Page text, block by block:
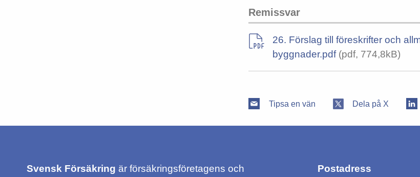
Remissvar
26. Förslag till föreskrifter och
byggnader.pdf(pdf, 774,8kB)
Tipsa en vän Dela på X
Svensk Försäkring är försäkringsföretagens och
Postadress